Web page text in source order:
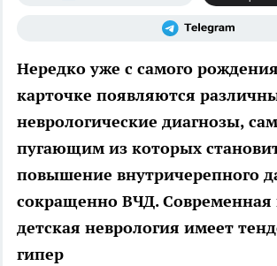
Нередко уже с самого
карточке появляются
неврологические диагнозы,
пугающим из которых
повышение внутричерепного
сокращенно ВЧД. Современная
детская неврология имеет
гипер